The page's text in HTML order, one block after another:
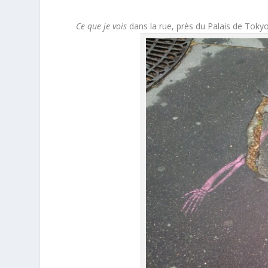
Ce que je vois dans la rue, près du Palais de